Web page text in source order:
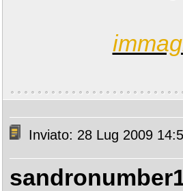
Inviato: 28 Lug 2009